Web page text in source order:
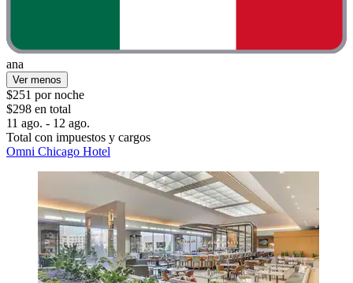
ana
Ver menos
$251 por noche
$298 en total
11 ago. - 12 ago.
Total con impuestos y cargos
Omni Chicago Hotel